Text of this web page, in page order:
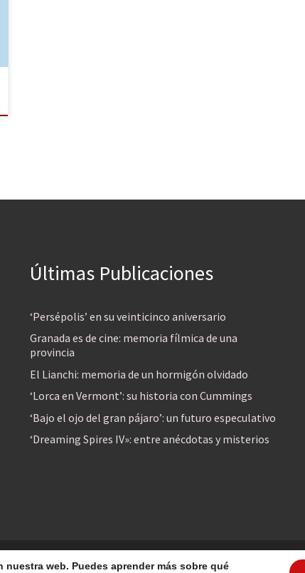
Últimas Publicaciones
‘Persépolis’ en su veinticinco aniversario
Granada es de cine: memoria fílmica de una
provincia
El Lianchi: memoria de un hormigón olvidado
‘Lorca en Vermont’: su historia con Cummings
‘Bajo el ojo del gran pájaro’: un futuro especulativo
‘Dreaming Spires IV»: entre anécdotas y misterios
web. Puedes aprender más sobre qué